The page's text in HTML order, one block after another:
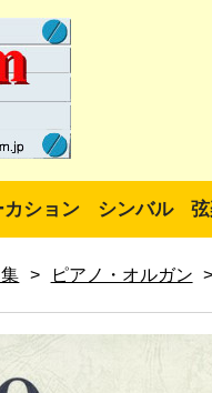
カション シンバル
> ピアノ・オルガン >